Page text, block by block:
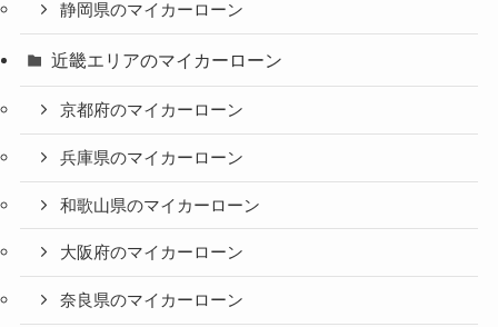
静岡県のマイカーローン
近畿エリアのマイカーローン
京都府のマイカーローン
兵庫県のマイカーローン
和歌山県のマイカーローン
大阪府のマイカーローン
奈良県のマイカーローン